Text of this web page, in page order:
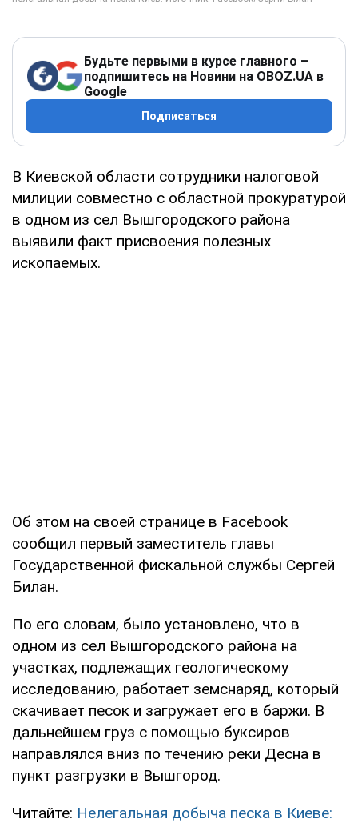
Будьте первыми в курсе главного –
подпишитесь на Новини на OBOZ.UA в
Google
Подписаться
В Киевской области сотрудники налоговой
милиции совместно с областной прокуратурой
в одном из сел Вышгородского района
выявили факт присвоения полезных
ископаемых.
Об этом на своей странице в Facebook
сообщил первый заместитель главы
Государственной фискальной службы Сергей
Билан.
По его словам, было установлено, что в
одном из сел Вышгородского района на
участках, подлежащих геологическому
исследованию, работает земснаряд, который
скачивает песок и загружает его в баржи. В
дальнейшем груз с помощью буксиров
направлялся вниз по течению реки Десна в
пункт разгрузки в Вышгород.
Читайте: Нелегальная добыча песка в Киеве: